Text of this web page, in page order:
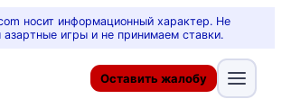
носит информационный характер. Не
азартные игры и не принимаем ставки.
Оставить жалобу